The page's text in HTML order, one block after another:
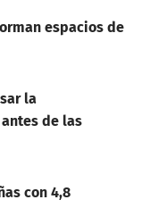
espacios de
la
de las
con 4,8